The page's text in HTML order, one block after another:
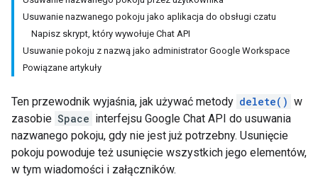
Usuwanie nazwanego pokoju jako aplikacja do obsługi czatu
Napisz skrypt, który wywołuje Chat API
Usuwanie pokoju z nazwą jako administrator Google Workspace
Powiązane artykuły
Ten przewodnik wyjaśnia, jak używać metody delete() w
zasobie Space interfejsu Google Chat API do usuwania
nazwanego pokoju, gdy nie jest już potrzebny. Usunięcie
pokoju powoduje też usunięcie wszystkich jego elementów,
w tym wiadomości i załączników.